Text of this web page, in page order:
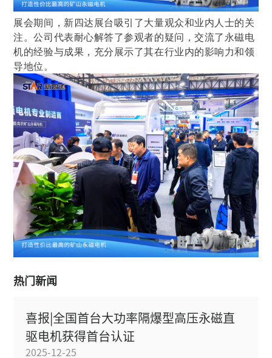
展会期间，新四达展台吸引了大量观众和业内人士的关
注。公司代表耐心解答了参观者的疑问，交流了永磁电
机的经验与成果，充分展示了其在行业内的影响力和领
导地位。
热门新闻
喜报|全国首台大功率隔爆型高压永磁直
驱电机获得首台认证
2025-12-25